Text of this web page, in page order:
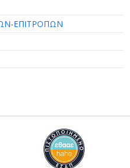
ΕΠΙΤΡΟΠΩΝ